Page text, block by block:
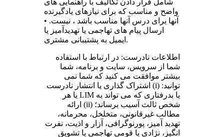
شامل قرار دادن تکالیف با راهنمایی های
واضح و مناسب که برای نیازهای یادگیرنده
آنها برای درس آنها مناسب باشد ، نیست. •
ارسال پیام های تهاجمی یا تهدیدآمیز یا
ایمیل به پشتیبانی مشتری.
اطلاعات نادرست: در ارتباط با استفاده
شما از سرویس، سایت و برنامه، شما
بیشتر موافقت می کنید که شما نمی
توانید: (i) اشتراک گذاری یا انتشار نادرست
یا بدرفتاری که می تواند به LIM یا هر
شخص ثالث آسیب برساند؛ (ii) ارائه
مطالب غیرقانونی، متخلخل، محرمانه،
تهدید آمیز، پورنوگرافی، آزار و اذیت، نفرت
انگیز، نژادی یا قومی تهاجمی یا تشویق